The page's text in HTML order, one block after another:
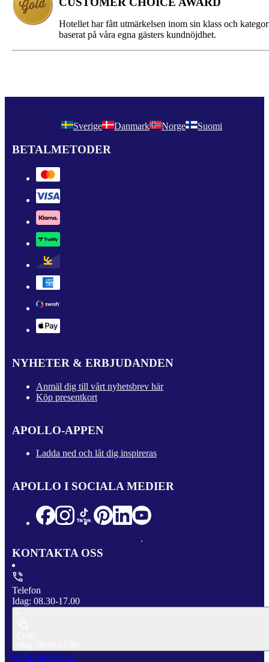
Hotellet har fått utmärkelsen inom sin klass och
baserat på våra egna gästers kundnöjdhet.
Sverige Danmark Norge Suomi
BETALMETODER
NYHETER & ERBJUDANDEN
Anmäl dig till vårt nyhetsbrev här
Köp presentkort
APOLLO-APPEN
Ladda ned och låt dig inspireras
APOLLO I SOCIALA MEDIER
KONTAKTA OSS
Telefon
Idag: 08.30-17.00
Till Kundservice